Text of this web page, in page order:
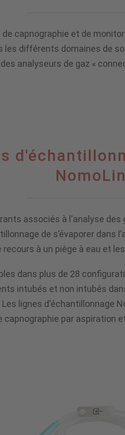
capnographie et de
différents domaines de
analyseurs de gaz «
associés à l'analyse
de s’évaporer
à un piège à eau et
dans plus de 28
intubés et non intubés
lignes d'échantillonnage
capnographie par aspiration